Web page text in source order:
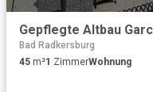
Bad Radkersburg
45 m²1 ZimmerWohnung